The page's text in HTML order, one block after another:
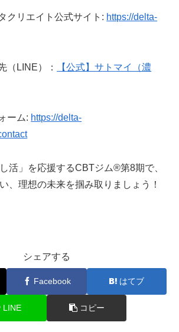
クリエイト公式サイト: https://delta-
（LINE）：
【公式】サトマイ（濃
ーム: https://delta-
活」を応援するCBTジム®第8期で、
、理想の未来を掴み取りましょう！
シェアする
Facebook はてブ
LINE コピー